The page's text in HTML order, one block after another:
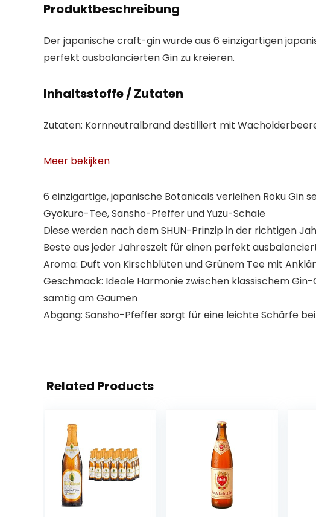
Produktbeschreibung
Der japanische craft-gin wurde aus 6 einzigartigen
perfekt ausbalancierten Gin zu kreieren.
Inhaltsstoffe / Zutaten
Zutaten: Kornneutralbrand destilliert mit
Meer bekijken
6 einzigartige, japanische Botanicals verleihen Roku
Gyokuro-Tee, Sansho-Pfeffer und Yuzu-Schale
Diese werden nach dem SHUN-Prinzip in der richtigen
Beste aus jeder Jahreszeit für einen perfekt
Aroma: Duft von Kirschblüten und Grünem Tee mit
Geschmack: Ideale Harmonie zwischen klassischem
samtig am Gaumen
Abgang: Sansho-Pfeffer sorgt für eine leichte Schärfe
Related Products